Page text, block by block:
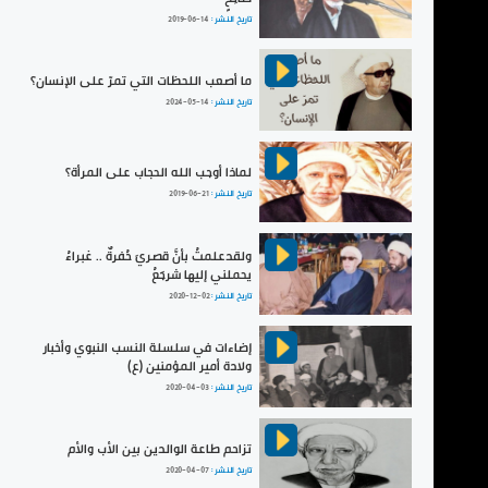
تاريخ النشر : 2019-06-14
ما أصعب اللحظات التي تمرّ على الإنسان؟
تاريخ النشر : 2024-05-14
لماذا أوجب الله الحجاب على المرأة؟
تاريخ النشر :2019-06-21
ولقدعلمتُ بأنَّ قصريَ حُفرةٌ .. غبراءُ
يحملني إليها شرجَعُ
تاريخ النشر :2020-12-02
إضاءات في سلسلة النسب النبوي وأخبار
ولادة أمير المؤمنين (ع)
تاريخ النشر :2020-04-03
تزاحم طاعة الوالدين بين الأب والأم
تاريخ النشر :2020-04-07